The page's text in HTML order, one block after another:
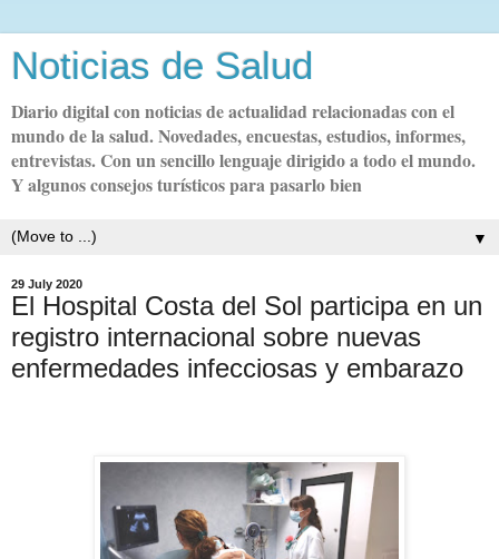
Noticias de Salud
Diario digital con noticias de actualidad relacionadas con el
mundo de la salud. Novedades, encuestas, estudios, informes,
entrevistas. Con un sencillo lenguaje dirigido a todo el mundo.
Y algunos consejos turísticos para pasarlo bien
▼
29 July 2020
El Hospital Costa del Sol participa en un
registro internacional sobre nuevas
enfermedades infecciosas y embarazo